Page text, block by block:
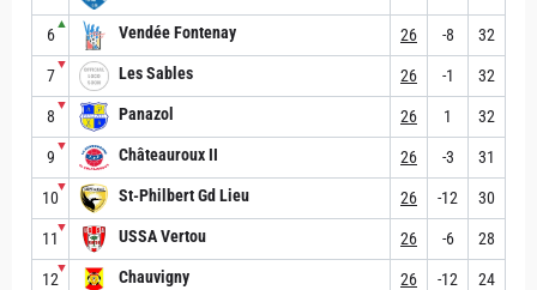
6
▲ Vendée Fontenay 26 -8 32
7
▼ Les Sables 26 -1 32
8
▼ Panazol 26 1 32
9
▼ Châteauroux II 26 -3 31
10
▼ St-Philbert Gd Lieu 26 -12 30
11
▼ USSA Vertou 26 -6 28
12
▼ Chauvigny 26 -12 24